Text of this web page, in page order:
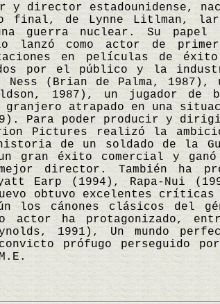
estadounidense,
final, de Lynne Litlman,
guerra nuclear. Su
lo lanzó como actor de
en películas de
por el público y la
(Brian de Palma,
1987), un jugador de
atrapado en una
Para poder producir y
Pictures realizó la
de un soldado de la
gran éxito comercial y
director. También ha
Earp (1994), Rapa-Nui
obtuvo excelentes críticas
los cánones clásicos del
actor ha protagonizado,
1991), Un mundo
prófugo perseguido